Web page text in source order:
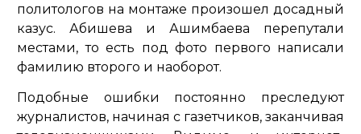
политологов на монтаже произошел досадный
казус. Абишева и Ашимбаева перепутали
местами, то есть под фото первого написали
фамилию второго и наоборот.
Подобные ошибки постоянно преследуют
журналистов, начиная с газетчиков, заканчивая